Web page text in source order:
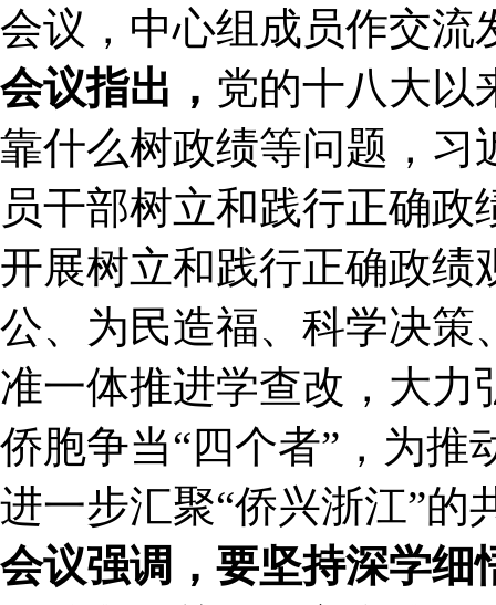
会议，中心组成员作交流
会议指出， 党的十八大以
靠什么树政绩等问题，习
员干部树立和践行正确
开展树立和践行正确政绩
公、为民造福、科学决策
准一体推进学查改，大力
侨胞争当“四个者”，为推
进一步汇聚“侨兴浙江”的
会议强调， 要坚持深学细